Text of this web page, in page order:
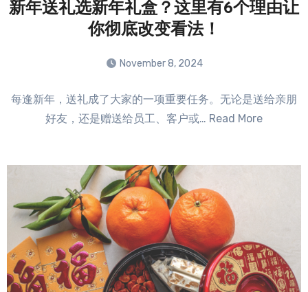
新年送礼选新年礼盒？这里有6个理由让
你彻底改变看法！
November 8, 2024
Comments
每逢新年，送礼成了大家的一项重要任务。无论是送给亲朋
好友，还是赠送给员工、客户或… Read More